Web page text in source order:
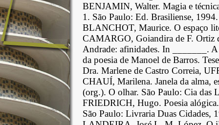
BENJAMIN, Walter. Magia e
1. São Paulo: Ed. Brasiliense, 1994.
BLANCHOT, Maurice. O espaço
CAMARGO, Goiandira de F. Ortiz
Andrade: afinidades. In _______.
da poesia de Manoel de Barros.
Dra. Marlene de Castro Correia,
CHAUÍ, Marilena. Janela da alma,
(org.). O olhar. São Paulo: Cia das
FRIEDRICH, Hugo. Poesia
São Paulo: Livraria Duas Cidades,